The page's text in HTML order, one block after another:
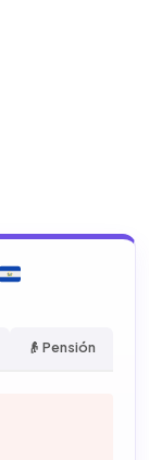
👴 Pensión